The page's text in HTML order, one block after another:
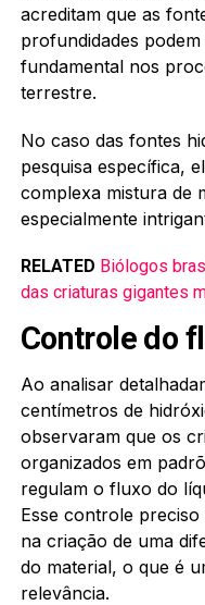
acreditam que as
profundidades
fundamental nos
terrestre.
No caso das fontes
pesquisa específica,
complexa mistura de
especialmente
RELATED Biólogos
das criaturas gigantes
Controle do
Ao analisar
centímetros de
observaram que os
organizados em
regulam o fluxo do
Esse controle
na criação de uma
do material, o que é
relevância.